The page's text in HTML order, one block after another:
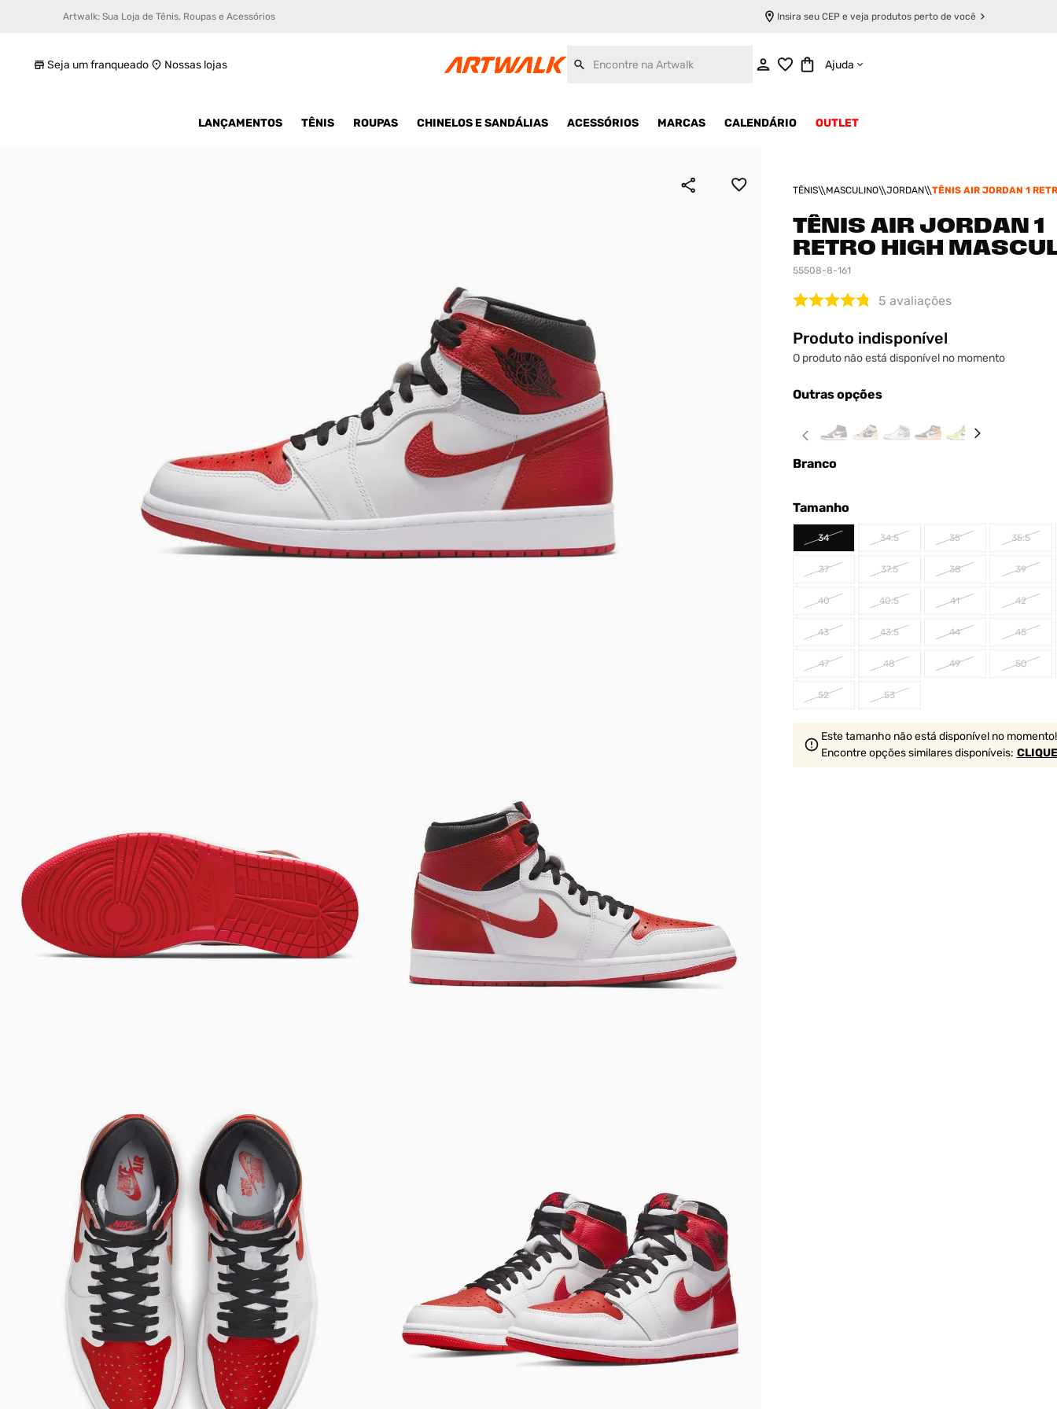
Artwalk: Sua Loja de Tênis, Roupas e Acessórios Insira seu CEP e veja produtos perto de você
Seja um franqueado Nossas lojas Ajuda
LANÇAMENTOS TÊNIS ROUPAS CHINELOS E SANDÁLIAS ACESSÓRIOS MARCAS CALENDÁRIO OUTLET
TÊNIS MASCULINO JORDAN
TÊNIS AIR JORDAN 1
TÊNIS AIR JORDAN 1
RETRO HIGH
55508-8-161
5 avaliações
Produto indisponível
O produto não está disponível no momento
Outras opções
Branco
Tamanho
34 34.5 35 35.5
37 37.5 38 39
40 40.5 41 42
43 43.5 44 45
47 48 49 50
52 53
Este tamanho não está disponível no momento!
Encontre opções similaresdisponíveis:
Tênis Air Jordan 1 Retro High Masculino